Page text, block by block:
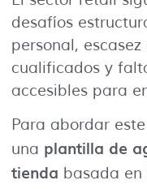
desafíos
personal,
cualificados y
accesibles para
Para abordar
una plantilla de
tienda basada en